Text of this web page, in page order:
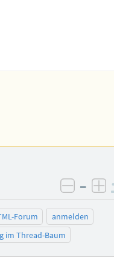
–
Forum
anmelden
im Thread-Baum